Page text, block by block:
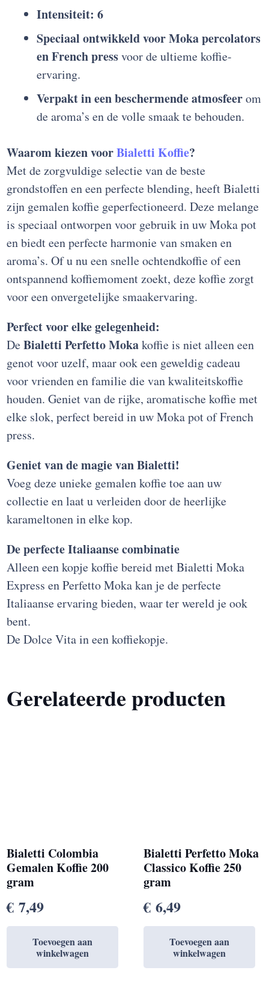
Intensiteit: 6
Speciaal ontwikkeld voor Moka percolators
en French pressvoor de ultieme koffie-
ervaring.
Verpakt in een beschermende atmosfeerom
de aroma’s en de volle smaak te behouden.
Waarom kiezen voorBialetti Koffie?
Met de zorgvuldige selectie van de beste
grondstoffen en een perfecte blending, heeft Bialetti
zijn gemalen koffie geperfectioneerd. Deze melange
is speciaal ontworpen voor gebruik in uw Moka pot
en biedt een perfecte harmonie van smaken en
aroma’s. Of u nu een snelle ochtendkoffie of een
ontspannend koffiemoment zoekt, deze koffie zorgt
voor een onvergetelijke smaakervaring.
Perfect voor elke gelegenheid:
DeBialetti Perfetto Mokakoffie is niet alleen een
genot voor uzelf, maar ook een geweldig cadeau
voor vrienden en familie die van kwaliteitskoffie
houden. Geniet van de rijke, aromatische koffie met
elke slok, perfect bereid in uw Moka pot of French
press.
Geniet van de magie van Bialetti!
Voeg deze unieke gemalen koffie toe aan uw
collectie en laat u verleiden door de heerlijke
karameltonen in elke kop.
De perfecte Italiaanse combinatie
Alleen een kopje koffie bereid met Bialetti Moka
Express en Perfetto Moka kan je de perfecte
Italiaanse ervaring bieden, waar ter wereld je ook
bent.
De Dolce Vita in een koffiekopje.
Gerelateerde producten
Bialetti Colombia
Gemalen Koffie 200
gram
€ 7,49
Toevoegen aan
winkelwagen
Bialetti Perfetto Moka
Classico Koffie 250
gram
€ 6,49
Toevoegen aan
winkelwagen